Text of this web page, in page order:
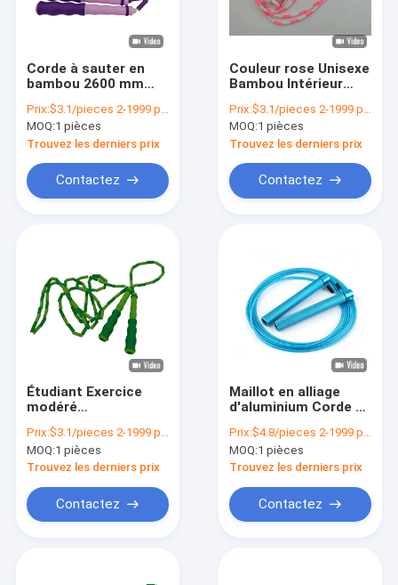
Corde à sauter en
bambou 2600 mm
gymnase scolaire
Prix:$3.1/pieces 2-1999 pieces
MOQ:1 pièces
Trouvez les derniers prix
Contactez
Couleur rose Unisexe
Bambou Intérieur
Exercice Saut à la
corde Pour les
enfants Adolescents
Prix:$3.1/pieces 2-1999 pieces
MOQ:1 pièces
Trouvez les derniers prix
Contactez
Étudiant Exercice
modéré
Fitness Sauter à la
corde à la maison
Prix:$3.1/pieces 2-1999 pieces
MOQ:1 pièces
Trouvez les derniers prix
Contactez
Maillot en alliage
d'aluminium Corde de
Corde de saut
unisexe Vitesse
d'entraînement
Prix:$4.8/pieces 2-1999 pieces
MOQ:1 pièces
Trouvez les derniers prix
Contactez